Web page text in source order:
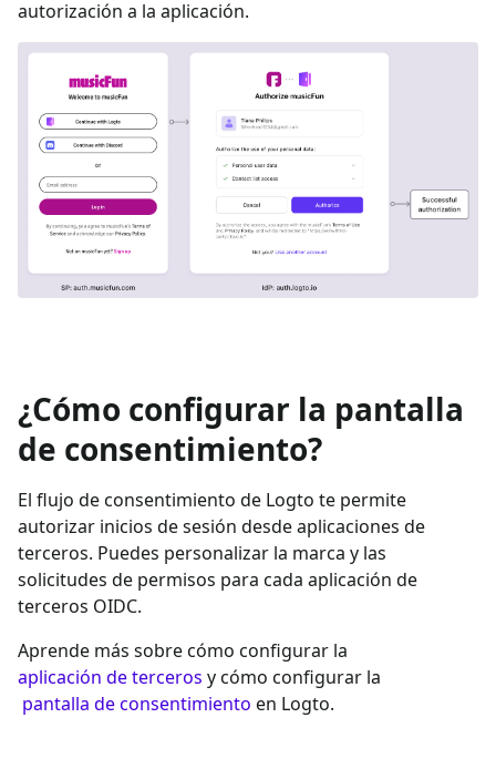
autorización a la aplicación.
¿Cómo configurar la pantalla
de consentimiento?
El flujo de consentimiento de Logto te permite
autorizar inicios de sesión desde aplicaciones de
terceros. Puedes personalizar la marca y las
solicitudes de permisos para cada aplicación de
terceros OIDC.
Aprende más sobre cómo configurar la
aplicación de terceros y cómo configurar la
pantalla de consentimiento en Logto.